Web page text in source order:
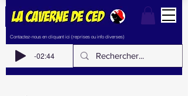
Contactez-nous en cliquant ici (reprises ou info diverses)
-02:44